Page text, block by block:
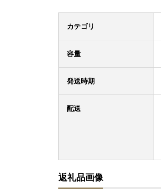
カテゴリ
容量
発送時期
配送
返礼品画像